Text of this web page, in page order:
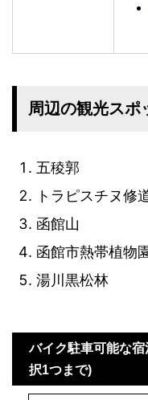
周辺の観光スポ
五稜郭
トラピスチヌ修
函館山
函館市熱帯植物
湯川黒松林
バイク駐車可能な
択1つまで)